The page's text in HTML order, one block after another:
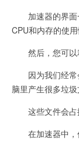
加速器的界面
CPU和内存的使用
然后，您可以
因为我们经常
脑里产生很多垃圾
这些文件会占
在加速器中，